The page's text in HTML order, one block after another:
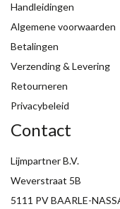
Handleidingen
Algemene voorwaarden
Betalingen
Verzending & Levering
Retourneren
Privacybeleid
Contact
Lijmpartner B.V.
Weverstraat 5B
5111 PV BAARLE-